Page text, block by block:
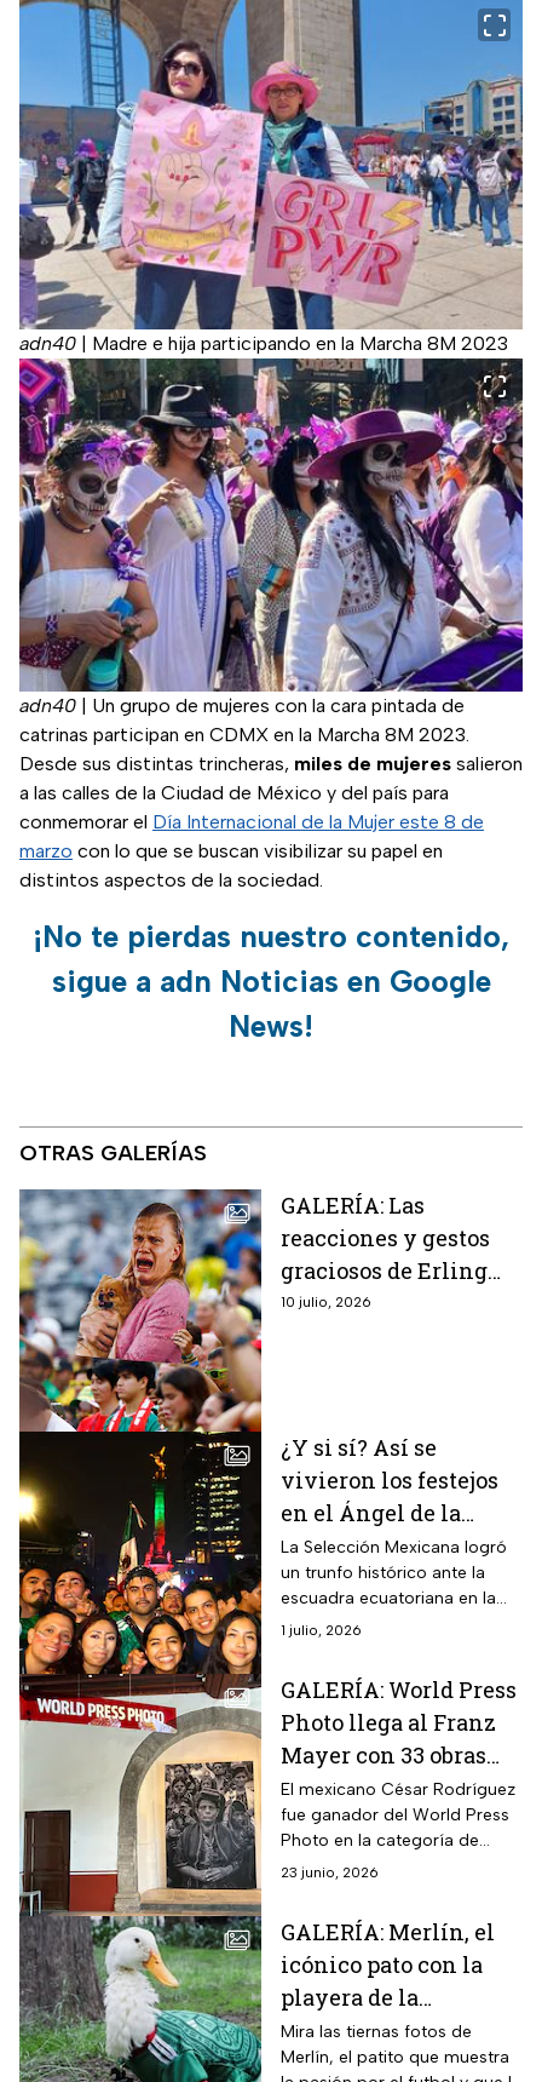
adn40 | Madre e hija participando en la Marcha 8M 2023
adn40 | Un grupo de mujeres con la cara pintada de
catrinas participan en CDMX en la Marcha 8M 2023.
Desde sus distintas trincheras, miles de mujeres salieron
a las calles de la Ciudad de México y del país para
conmemorar el Día Internacional de la Mujer este 8 de
marzo con lo que se buscan visibilizar su papel en
distintos aspectos de la sociedad.
¡No te pierdas nuestro contenido,
sigue a adn Noticias en Google
News!
OTRAS GALERÍAS
GALERÍA: Las
reacciones y gestos
graciosos de Erling
Haaland que
10 julio, 2026
¿Y si sí? Así se
vivieron los festejos
en el Ángel de la
Independencia por el
triunfo de México y
su pase a octavos de
final
La Selección Mexicana logró
un trunfo histórico ante la
escuadra ecuatoriana en la
cancha del Estadio Ciudad de
1 julio, 2026
GALERÍA: World Press
Photo llega al Franz
Mayer con 33 obras
históricas originales
El mexicano César Rodríguez
fue ganador del World Press
Photo en la categoría de
proyectos a largo plazo en la
con “México, un clima
cambiante” para abordar la
crisis ambiental del país.
23 junio, 2026
GALERÍA: Merlín, el
icónico pato con la
playera de la
Selección Mexicana
que ya tiene fama
Mira las tiernas fotos de
Merlín, el patito que muestra